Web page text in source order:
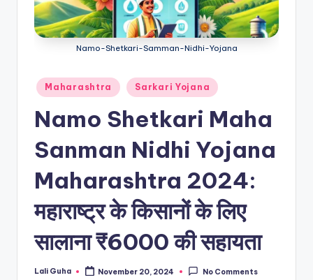
Namo-Shetkari-Samman-Nidhi-Yojana
Posted
in
Maharashtra Sarkari Yojana
Namo Shetkari Maha
Sanman Nidhi Yojana
Maharashtra 2024:
महाराष्ट्र के किसानों के लिए
सालाना ₹6000 की सहायता
Posted
Lali Guha November 20, 2024 No Comments